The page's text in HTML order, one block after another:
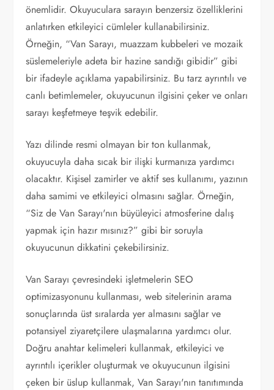
önemlidir. Okuyuculara sarayın benzersiz özelliklerini
anlatırken etkileyici cümleler kullanabilirsiniz.
Örneğin, “Van Sarayı, muazzam kubbeleri ve mozaik
süslemeleriyle adeta bir hazine sandığı gibidir” gibi
bir ifadeyle açıklama yapabilirsiniz. Bu tarz ayrıntılı ve
canlı betimlemeler, okuyucunun ilgisini çeker ve onları
sarayı keşfetmeye teşvik edebilir.
Yazı dilinde resmi olmayan bir ton kullanmak,
okuyucuyla daha sıcak bir ilişki kurmanıza yardımcı
olacaktır. Kişisel zamirler ve aktif ses kullanımı, yazının
daha samimi ve etkileyici olmasını sağlar. Örneğin,
“Siz de Van Sarayı'nın büyüleyici atmosferine dalış
yapmak için hazır mısınız?” gibi bir soruyla
okuyucunun dikkatini çekebilirsiniz.
Van Sarayı çevresindeki işletmelerin SEO
optimizasyonunu kullanması, web sitelerinin arama
sonuçlarında üst sıralarda yer almasını sağlar ve
potansiyel ziyaretçilere ulaşmalarına yardımcı olur.
Doğru anahtar kelimeleri kullanmak, etkileyici ve
ayrıntılı içerikler oluşturmak ve okuyucunun ilgisini
çeken bir üslup kullanmak, Van Sarayı'nın tanıtımında